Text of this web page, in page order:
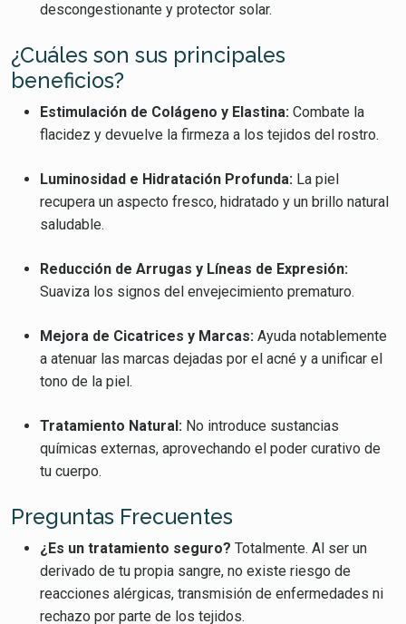
descongestionante y protector solar.
¿Cuáles son sus principales
beneficios?
Estimulación de Colágeno y Elastina: Combate la
flacidez y devuelve la firmeza a los tejidos del rostro.
Luminosidad e Hidratación Profunda: La piel
recupera un aspecto fresco, hidratado y un brillo natural
saludable.
Reducción de Arrugas y Líneas de Expresión:
Suaviza los signos del envejecimiento prematuro.
Mejora de Cicatrices y Marcas: Ayuda notablemente
a atenuar las marcas dejadas por el acné y a unificar el
tono de la piel.
Tratamiento Natural: No introduce sustancias
químicas externas, aprovechando el poder curativo de
tu cuerpo.
Preguntas Frecuentes
¿Es un tratamiento seguro? Totalmente. Al ser un
derivado de tu propia sangre, no existe riesgo de
reacciones alérgicas, transmisión de enfermedades ni
rechazo por parte de los tejidos.